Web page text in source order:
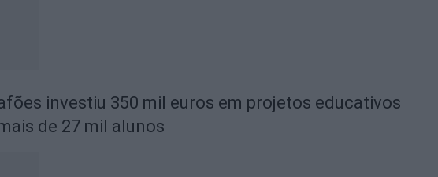
investiu 350 mil euros em projetos educativos
de 27 mil alunos